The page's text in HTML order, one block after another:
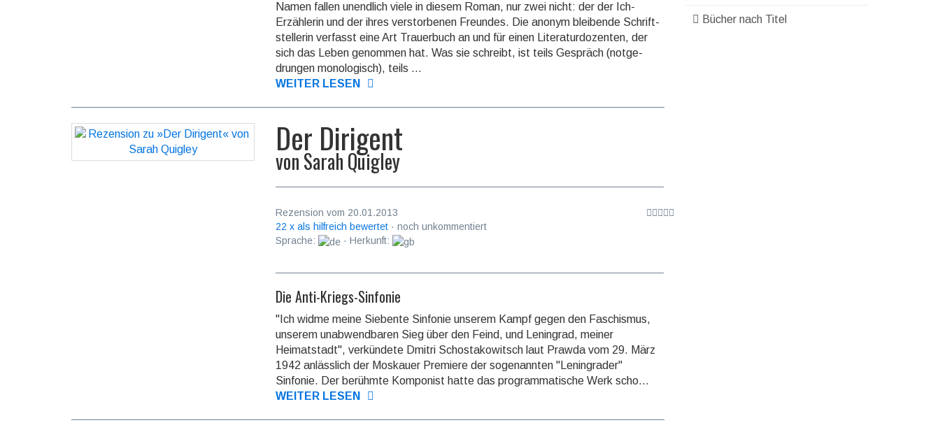
Bücher nach Titel
Namen fallen unendlich viele in diesem Roman, nur zwei nicht: der der Ich-
Erzäh­lerin und der ihres verstor­benen Freundes. Die anonym bleibende Schrift­
stellerin verfasst eine Art Trauer­buch an und für einen Lite­ratur­dozen­ten, der
sich das Leben genommen hat. Was sie schreibt, ist teils Gespräch (notge­
drungen mono­logisch), teils ...
WEITER LESEN
Der Dirigent
vonSarah Quigley
Rezension vom 20.01.2013
22 x als hilfreich bewertet · noch unkommentiert
Sprache:
· Herkunft:
Die Anti-Kriegs-Sinfonie
"Ich widme meine Siebente Sinfonie unserem Kampf gegen den Faschismus,
unserem unabwendbaren Sieg über den Feind, und Leningrad, meiner
Heimatstadt", verkündete Dmitri Schostakowitsch laut Prawda vom 29. März
1942 anlässlich der Moskauer Premiere der sogenannten "Leningrader"
Sinfonie. Der berühmte Komponist hatte das programmatische Werk scho...
WEITER LESEN